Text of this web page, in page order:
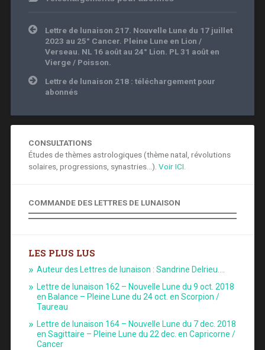
Navigation
de
l’article
Lettre de lunaison 217. Nouvelle Lune du 17 juillet
2023 au 25° Cancer. Pleine Lune en Lion /
Verseau. NL 16 août au 24° Lion. PL 31 août en
Vierge / Poisson.
Lettre de lunaison 218 : téléchargement pour
abonnés
CONSULTATIONS
Études de thèmes astrologiques (thème natal, révolutions
solaires, progressions, synastries...). Voir ICI.
COMMANDE DES LETTRES DE LUNAISON
LES PLUS LUS
Auteur des Lettres de lunaison : Sandrine Delrieu.…
Lettre de lunaison 162 – Nouvelle Lune du 9 oct. 2018
en Balance – Pleine Lune du 24 oct. en Scorpion /
Taureau
Lettre de lunaison 164 – Nouvelle Lune du 7 dec. 2018
en Sagittaire – Pleine Lune du 22 dec. en Capricorne /
Cancer